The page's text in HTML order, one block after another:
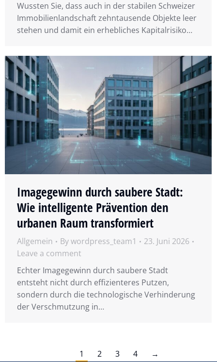
Wussten Sie, dass auch in der stabilen Schweizer
Immobilienlandschaft zehntausende Objekte leer
stehen und damit ein erhebliches Kapitalrisiko…
Imagegewinn durch saubere Stadt:
Wie intelligente Prävention den
urbanen Raum transformiert
Allgemein Bywordpress_team1
23. Juni 2026
Leave a comment
Echter Imagegewinn durch saubere Stadt
entsteht nicht durch effizienteres Putzen,
sondern durch die technologische Verhinderung
der Verschmutzung in…
1 2 3 4 →